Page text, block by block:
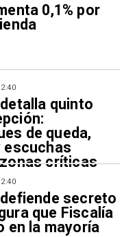
0,1% por
quinto
de queda,
críticas
secreto
que Fiscalía
en la mayoría